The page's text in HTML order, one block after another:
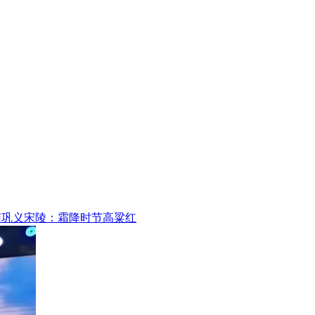
义宋陵：霜降时节高粱红